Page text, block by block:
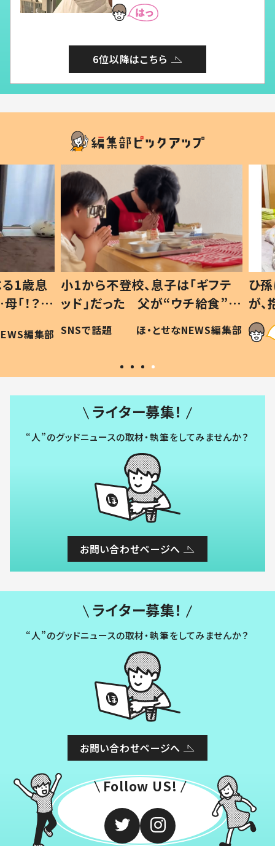
6位以降はこちら
歳息
？」
編集部
小1から不登校、息子は「ギフテ
ッド」だった 父が“ウチ給食”を
作り続ける理由とは #令和の親
#令和の子
SNSで話題 ほ・とせなNEWS編集部
ひ孫
が、抱
「涙が
い」
ライター募集！
“人”のグッドニュースの取材・執筆をしてみませんか？
お問い合わせページへ
ライター募集！
“人”のグッドニュースの取材・執筆をしてみませんか？
お問い合わせページへ
Follow US!